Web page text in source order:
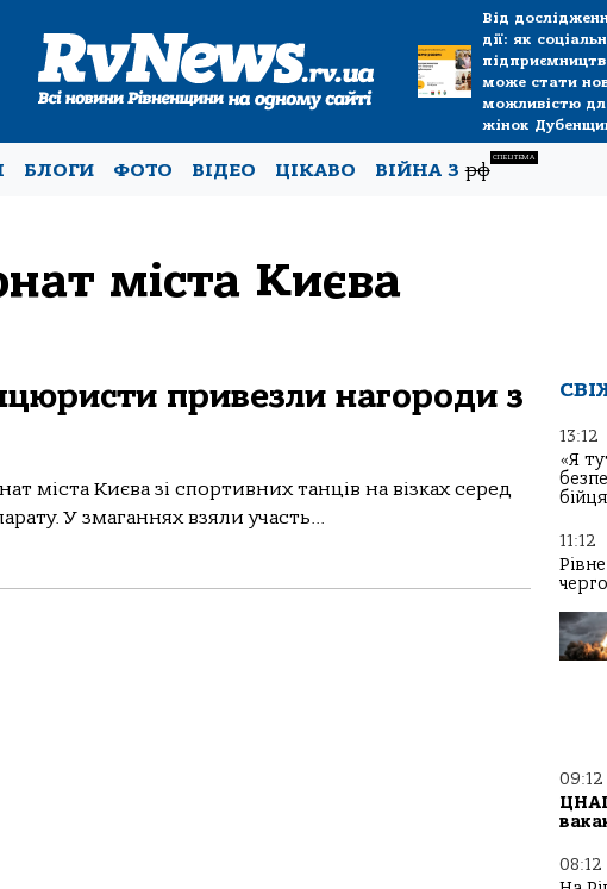
Від
дії: як
може стати
можливістю
жінок
БЛОГИ ФОТО ВІДЕО ЦІКАВО ВІЙНА Зрф
СПЕЦТЕМА
міста Києва
привезли нагороди з
міста Києва зі спортивних танців на візках серед
У змаганнях взяли участь...
13:12
«Я
11:12
09:12
08:12